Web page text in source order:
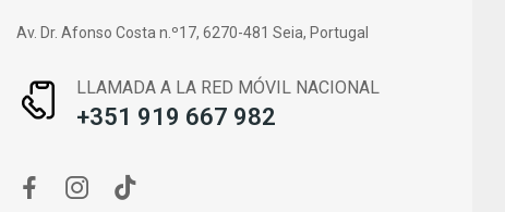
Av. Dr. Afonso Costa n.º17, 6270-481 Seia, Portugal
LLAMADA A LA RED MÓVIL NACIONAL
+351 919 667 982